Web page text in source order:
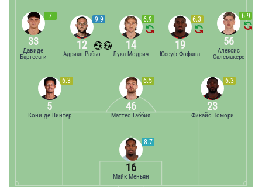
8.7
16
Майк Меньян
6.3
5
Кони де Винтер
6.5
46
Маттео Габбия
6.3
23
Фикайо Томори
7
33
Давиде
Бартесаги
9.9
12
Адриан Рабьо
6.9
14
Лука Модрич
6.3
19
Юссуф Фофана
6.9
56
Алексис
Салемакерс